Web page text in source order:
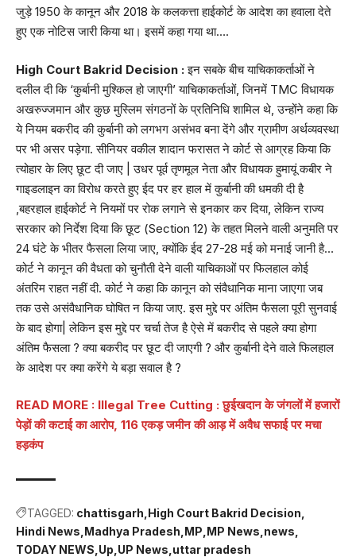
जुड़े 1950 के कानून और 2018 के कलकत्ता हाईकोर्ट के आदेश का हवाला देते
हुए एक नोटिस जारी किया था। इसमें कहा गया था….
High Court Bakrid Decision :इन सबके बीच याचिकाकर्ताओं ने
दलील दी कि ‘कुर्बानी मुश्किल हो जाएगी’ याचिकाकर्ताओं, जिनमें TMC विधायक
अखरुज्जमान और कुछ मुस्लिम संगठनों के प्रतिनिधि शामिल थे, उन्होंने कहा कि
ये नियम बकरीद की कुर्बानी को लगभग असंभव बना देंगे और ग्रामीण अर्थव्यवस्था
पर भी असर पड़ेगा. सीनियर वकील शादान फरासत ने कोर्ट से आग्रह किया कि
त्योहार के लिए छूट दी जाए | उधर पूर्व तृणमूल नेता और विधायक हुमायूं कबीर ने
गाइडलाइन का विरोध करते हुए ईद पर हर हाल में कुर्बानी की धमकी दी है
,बहरहाल हाईकोर्ट ने नियमों पर रोक लगाने से इनकार कर दिया, लेकिन राज्य
सरकार को निर्देश दिया कि छूट (Section 12) के तहत मिलने वाली अनुमति पर
24 घंटे के भीतर फैसला लिया जाए, क्योंकि ईद 27-28 मई को मनाई जानी है…
कोर्ट ने कानून की वैधता को चुनौती देने वाली याचिकाओं पर फिलहाल कोई
अंतरिम राहत नहीं दी. कोर्ट ने कहा कि कानून को संवैधानिक माना जाएगा जब
तक उसे असंवैधानिक घोषित न किया जाए. इस मुद्दे पर अंतिम फैसला पूरी सुनवाई
के बाद होगा| लेकिन इस मुद्दे पर चर्चा तेज है ऐसे में बकरीद से पहले क्या होगा
अंतिम फैसला ? क्या बकरीद पर छूट दी जाएगी ? और कुर्बानी देने वाले फिलहाल
के आदेश पर क्या करेंगे ये बड़ा सवाल है ?
READ MORE : Illegal Tree Cutting : छुईखदान के जंगलों में हजारों
पेड़ों की कटाई का आरोप, 116 एकड़ जमीन की आड़ में अवैध सफाई पर मचा
हड़कंप
TAGGED: chattisgarh High Court Bakrid Decision
Hindi News Madhya Pradesh MP MP News news
TODAY NEWS Up UP News uttar pradesh